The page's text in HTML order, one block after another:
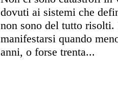
dovuti ai sistemi che
non sono del tutto risolti.
manifestarsi quando
anni, o forse trenta...